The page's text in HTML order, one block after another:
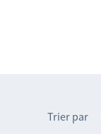
Trier par